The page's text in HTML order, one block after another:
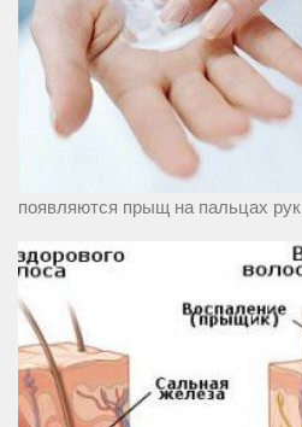
появляются прыщ на пальцах рук